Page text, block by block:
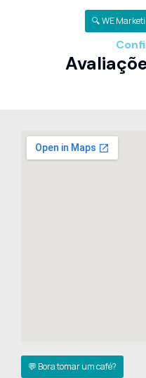
🔍 WE
💬 Bora tomar um café?